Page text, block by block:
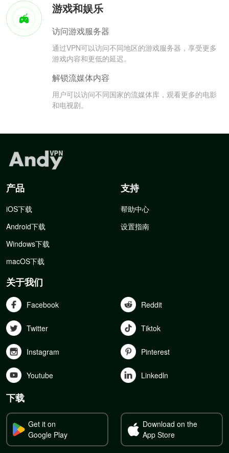
游戏和娱乐
访问游戏服务器
通过VPN可以访问不同地区的游戏服务器，享受更多
游戏内容和更低的延迟。
解锁流媒体内容
用户可以访问不同国家的流媒体库，观看更多的电影
和电视剧。
产品
iOS下载
Android下载
Windows下载
macOS下载
支持
帮助中心
设置指南
关于我们
Facebook Reddit
Twitter Tiktok
Instagram Pinterest
Youtube Linkedln
下载
Get it on
Google Play
Download on the
App Store